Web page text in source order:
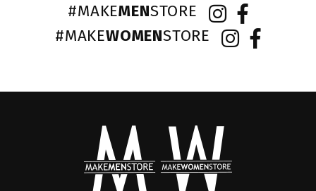
#MAKEMENSTORE
#MAKEWOMENSTORE